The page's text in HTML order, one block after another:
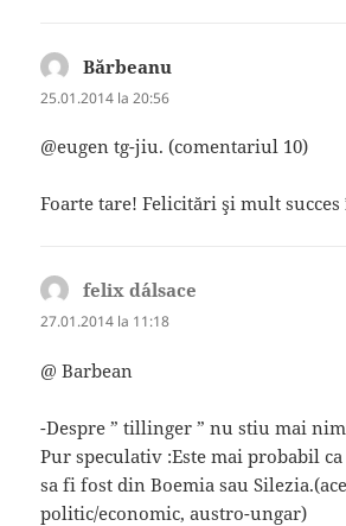
Bărbeanu
25.01.2014 la 20:56
@eugen tg-jiu. (comentariul 10)
Foarte tare! Felicitări şi mult
felix d´alsace
27.01.2014 la 11:18
@ Barbean
-Despre ” tillinger ” nu stiu mai
Pur speculativ :Este mai probabil ca
sa fi fost din Boemia sau
politic/economic, austro-ungar)